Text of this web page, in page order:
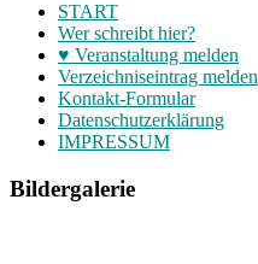
START
Wer schreibt hier?
♥ Veranstaltung melden
Verzeichniseintrag melden
Kontakt-Formular
Datenschutzerklärung
IMPRESSUM
Bildergalerie